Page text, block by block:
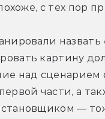
с тех пор
назвать
картину
над сценарием
части, а
—